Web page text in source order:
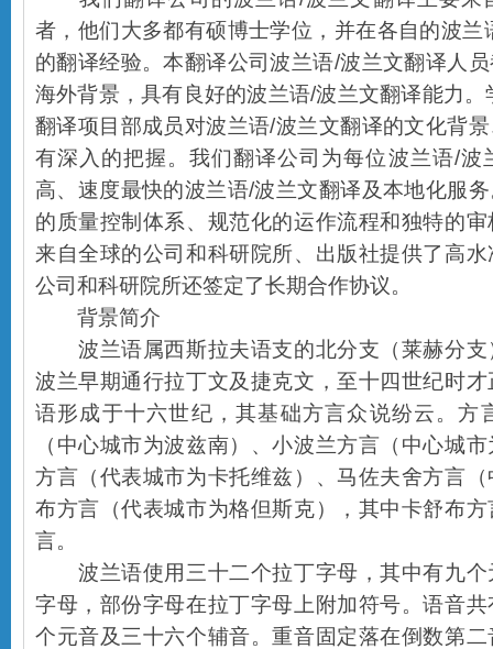
者，他们大多都有硕博士学位，并在各自的波
的翻译经验。本翻译公司波兰语/波兰文翻译人
海外背景，具有良好的波兰语/波兰文翻译能力
翻译项目部成员对波兰语/波兰文翻译的文化背
有深入的把握。我们翻译公司为每位波兰语/波
高、速度最快的波兰语/波兰文翻译及本地化服
的质量控制体系、规范化的运作流程和独特的
来自全球的公司和科研院所、出版社提供了高
公司和科研院所还签定了长期合作协议。
背景简介
波兰语属西斯拉夫语支的北分支（莱赫分支
波兰早期通行拉丁文及捷克文，至十四世纪时
语形成于十六世纪，其基础方言众说纷云。方
（中心城市为波兹南）、小波兰方言（中心城
方言（代表城市为卡托维兹）、马佐夫舍方言
布方言（代表城市为格但斯克），其中卡舒布
言。
波兰语使用三十二个拉丁字母，其中有九个
字母，部份字母在拉丁字母上附加符号。语音
个元音及三十六个辅音。重音固定落在倒数第